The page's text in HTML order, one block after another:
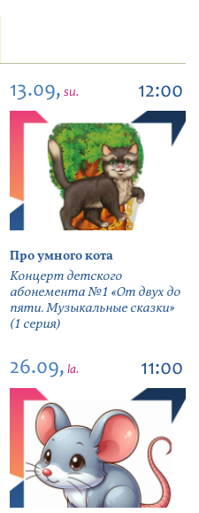
13.09, su. 12:00
Про умного кота
Концерт детского
абонемента №1 «От двух до
пяти. Музыкальные сказки»
(1 серия)
26.09, la. 11:00